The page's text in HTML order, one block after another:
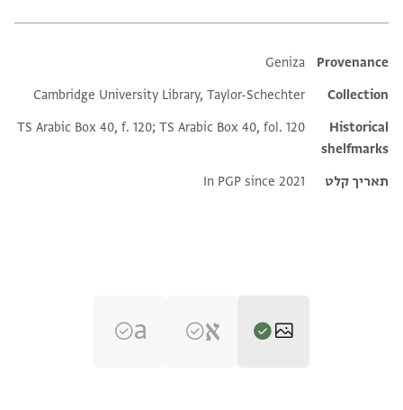
Additional metadata
Provenance
Geniza
Collection
Cambridge University Library, Taylor-Schechter
Historical
shelfmarks
TS Arabic Box 40, f. 120; TS Arabic Box 40, fol. 120
תאריך קלט In PGP since 2021